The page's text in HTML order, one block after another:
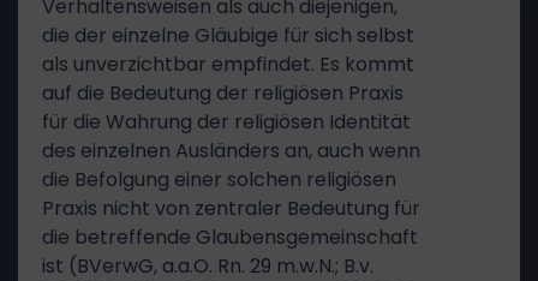
Verhaltensweisen als auch diejenigen,
die der einzelne Gläubige für sich selbst
als unverzichtbar empfindet. Es kommt
auf die Bedeutung der religiösen Praxis
für die Wahrung der religiösen Identität
des einzelnen Ausländers an, auch wenn
die Befolgung einer solchen religiösen
Praxis nicht von zentraler Bedeutung für
die betreffende Glaubensgemeinschaft
ist (BVerwG, a.a.O. Rn. 29 m.w.N.; B.v.